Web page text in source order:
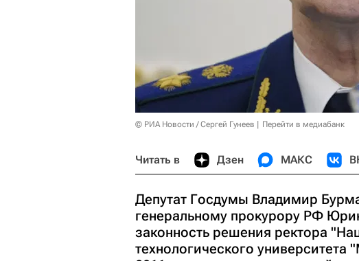
© РИА Новости / Сергей Гунеев Перейти в медиабанк
Читать в Дзен МАКС
Депутат Госдумы Владимир
генеральному прокурору РФ
законность решения ректора
технологического